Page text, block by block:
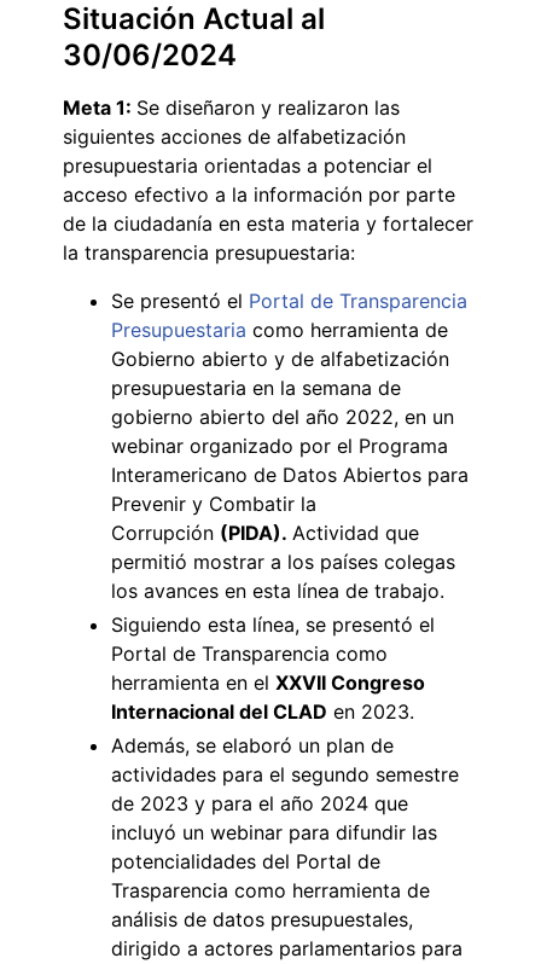
Situación Actual al
30/06/2024
Meta 1: Se diseñaron y realizaron las
siguientes acciones de alfabetización
presupuestaria orientadas a potenciar el
acceso efectivo a la información por parte
de la ciudadanía en esta materia y fortalecer
la transparencia presupuestaria:
Se presentó el Portal de Transparencia
Presupuestaria como herramienta de
Gobierno abierto y de alfabetización
presupuestaria en la semana de
gobierno abierto del año 2022, en un
webinar organizado por el Programa
Interamericano de Datos Abiertos para
Prevenir y Combatir la
Corrupción (PIDA). Actividad que
permitió mostrar a los países colegas
los avances en esta línea de trabajo.
Siguiendo esta línea, se presentó el
Portal de Transparencia como
herramienta en el XXVII Congreso
Internacional del CLAD en 2023.
Además, se elaboró un plan de
actividades para el segundo semestre
de 2023 y para el año 2024 que
incluyó un webinar para difundir las
potencialidades del Portal de
Trasparencia como herramienta de
análisis de datos presupuestales,
dirigido a actores parlamentarios para